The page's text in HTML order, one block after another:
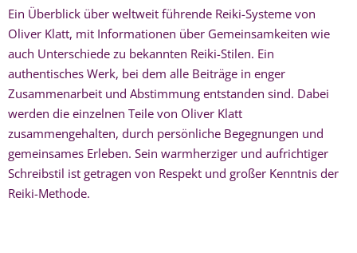
Ein Überblick über weltweit führende Reiki-Systeme von
Oliver Klatt, mit Informationen über Gemeinsamkeiten wie
auch Unterschiede zu bekannten Reiki-Stilen. Ein
authentisches Werk, bei dem alle Beiträge in enger
Zusammenarbeit und Abstimmung entstanden sind. Dabei
werden die einzelnen Teile von Oliver Klatt
zusammengehalten, durch persönliche Begegnungen und
gemeinsames Erleben. Sein warmherziger und aufrichtiger
Schreibstil ist getragen von Respekt und großer Kenntnis der
Reiki-Methode.